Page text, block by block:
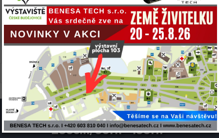
nasledujúcich značiek:
CARON CNF GYRU-STAR
MULTIONE NEGRI BIO
TWINCA VF-VENIERI ZANON
ZANON - DRTIČE VĚTVÍ: 100cm -
230cm, 50HP-150HP